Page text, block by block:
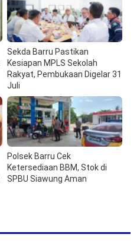
Sekda Barru Pastikan
Kesiapan MPLS Sekolah
Rakyat, Pembukaan Digelar 31
Juli
Polsek Barru Cek
Ketersediaan BBM, Stok di
SPBU Siawung Aman